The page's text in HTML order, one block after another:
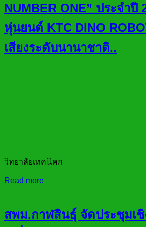
NUMBER ONE” ประจำปี
หุ่นยนต์ KTC DINO
เสียงระดับนานาชาติ..
วิทยาลัยเทคนิคก
Read more
สพม.กาฬสินธุ์ จัดประชุมเ